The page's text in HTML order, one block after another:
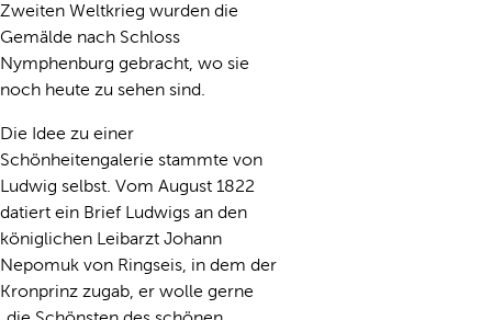
Zweiten Weltkrieg wurden die
Gemälde nach Schloss
Nymphenburg gebracht, wo sie
noch heute zu sehen sind.
Die Idee zu einer
Schönheitengalerie stammte von
Ludwig selbst. Vom August 1822
datiert ein Brief Ludwigs an den
königlichen Leibarzt Johann
Nepomuk von Ringseis, in dem der
Kronprinz zugab, er wolle gerne